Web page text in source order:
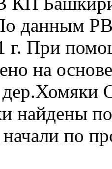
данным
г. При
на
найдены
по